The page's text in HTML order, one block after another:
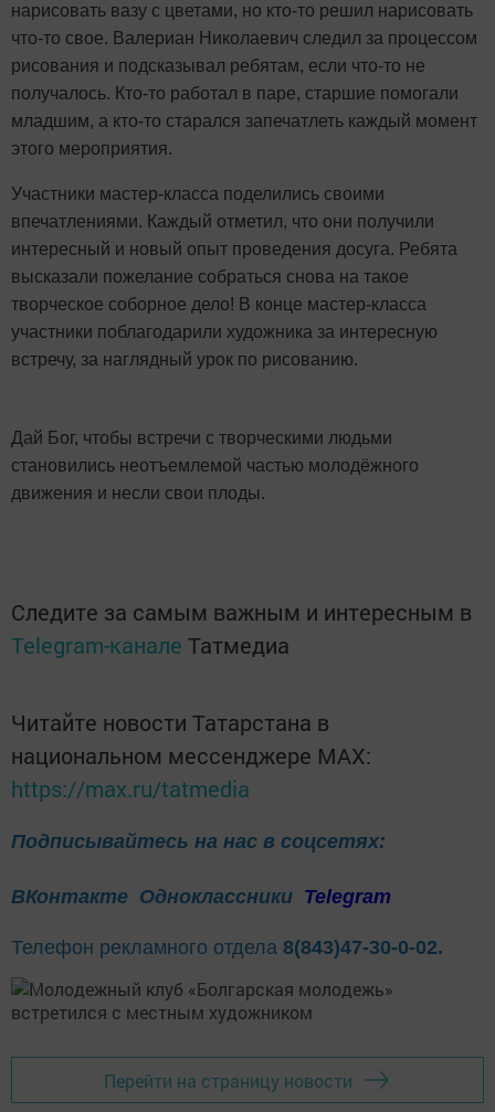
нарисовать вазу с цветами, но кто-то решил нарисовать
что-то свое. Валериан Николаевич следил за процессом
рисования и подсказывал ребятам, если что-то не
получалось. Кто-то работал в паре, старшие помогали
младшим, а кто-то старался запечатлеть каждый момент
этого мероприятия.
Участники мастер-класса поделились своими
впечатлениями. Каждый отметил, что они получили
интересный и новый опыт проведения досуга. Ребята
высказали пожелание собраться снова на такое
творческое соборное дело! В конце мастер-класса
участники поблагодарили художника за интересную
встречу, за наглядный урок по рисованию.
Дай Бог, чтобы встречи с творческими людьми
становились неотъемлемой частью молодёжного
движения и несли свои плоды.
Следите за самым важным и интересным в
Telegram-канале Татмедиа
Читайте новости Татарстана в
национальном мессенджере MАХ:
https://max.ru/tatmedia
Подписывайтесь на нас в соцсетях:
ВКонтакте Одноклассники Telegram
Телефон рекламного отдела 8(843)47-30-0-02.
Перейти на страницу новости